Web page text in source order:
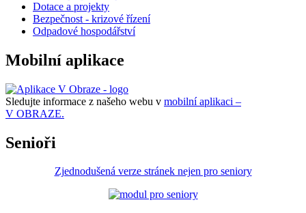
Dotace a projekty
Bezpečnost - krizové řízení
Odpadové hospodářství
Mobilní aplikace
Sledujte informace z našeho webu v mobilní aplikaci –
V OBRAZE.
Senioři
Zjednodušená verze stránek nejen pro seniory